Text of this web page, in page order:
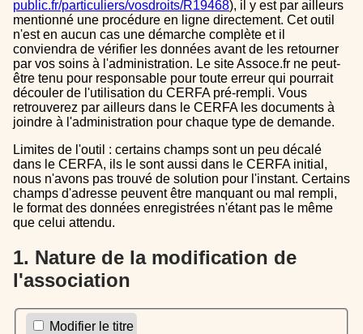
public.fr/particuliers/vosdroits/R19468), il y est par ailleurs
mentionné une procédure en ligne directement. Cet outil
n'est en aucun cas une démarche complète et il
conviendra de vérifier les données avant de les retourner
par vos soins à l'administration. Le site Assoce.fr ne peut-
être tenu pour responsable pour toute erreur qui pourrait
découler de l'utilisation du CERFA pré-rempli. Vous
retrouverez par ailleurs dans le CERFA les documents à
joindre à l'administration pour chaque type de demande.
Limites de l'outil : certains champs sont un peu décalé
dans le CERFA, ils le sont aussi dans le CERFA initial,
nous n'avons pas trouvé de solution pour l'instant. Certains
champs d'adresse peuvent être manquant ou mal rempli,
le format des données enregistrées n'étant pas le même
que celui attendu.
1. Nature de la modification de
l'association
Modifier le titre